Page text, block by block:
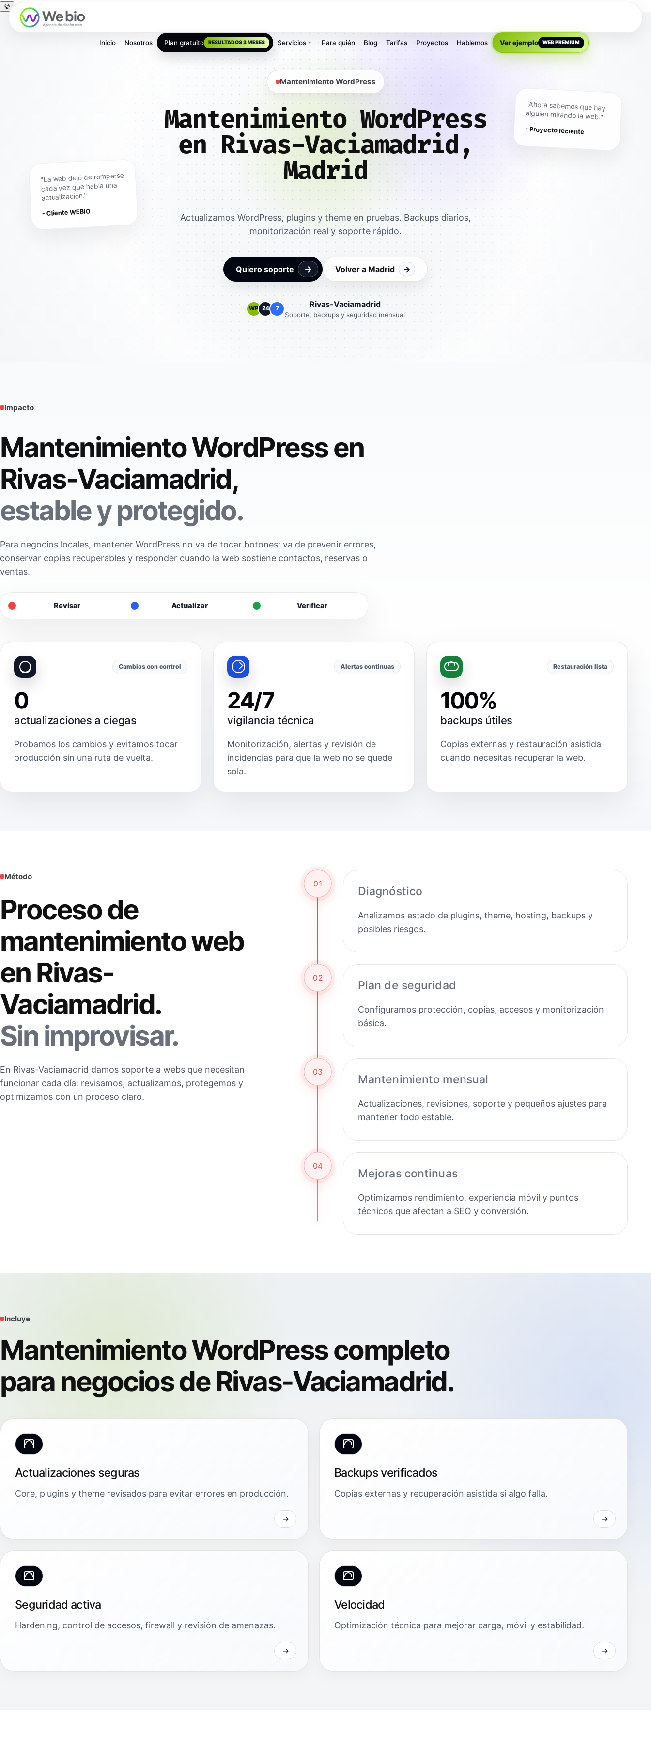
🍪
Inicio Nosotros Plan gratuito RESULTADOS 3 MESES Servicios Para quién Blog Tarifas Proyectos Hablemos Ver ejemplo WEB PREMIUM
"La web dejó de romperse
cada vez que había una
actualización."
- Cliente WEBIO
Mantenimiento WordPress
Mantenimiento WordPress
en Rivas-Vaciamadrid,
Madrid
Actualizamos WordPress, plugins y theme en pruebas. Backups diarios,
monitorización real y soporte rápido.
Quiero soporte → Volver a Madrid →
WP 24 7 Rivas-Vaciamadrid
Soporte, backups y seguridad mensual
"Ahora sabemos que hay
alguien mirando la web."
- Proyecto reciente
Impacto
Mantenimiento WordPress en
Rivas-Vaciamadrid,
estable y protegido.
Para negocios locales, mantener WordPress no va de tocar botones: va de prevenir errores,
conservar copias recuperables y responder cuando la web sostiene contactos, reservas o
ventas.
Revisar Actualizar Verificar
Cambios con control
0
actualizaciones a ciegas
Probamos los cambios y evitamos tocar
producción sin una ruta de vuelta.
Alertas continuas
24/7
vigilancia técnica
Monitorización, alertas y revisión de
incidencias para que la web no se quede
sola.
Restauración lista
100%
backups útiles
Copias externas y restauración asistida
cuando necesitas recuperar la web.
Método
Proceso de
mantenimiento web
en Rivas-
Vaciamadrid.
Sin improvisar.
En Rivas-Vaciamadrid damos soporte a webs que necesitan
funcionar cada día: revisamos, actualizamos, protegemos y
optimizamos con un proceso claro.
01
Diagnóstico
Analizamos estado de plugins, theme, hosting, backups y
posibles riesgos.
02
Plan de seguridad
Configuramos protección, copias, accesos y monitorización
básica.
03
Mantenimiento mensual
Actualizaciones, revisiones, soporte y pequeños ajustes para
mantener todo estable.
04
Mejoras continuas
Optimizamos rendimiento, experiencia móvil y puntos
técnicos que afectan a SEO y conversión.
Incluye
Mantenimiento WordPress completo
para negocios de Rivas-Vaciamadrid.
Actualizaciones seguras
Core, plugins y theme revisados para evitar errores en producción.
Backups verificados
Copias externas y recuperación asistida si algo falla.
Seguridad activa
Hardening, control de accesos, firewall y revisión de amenazas.
Velocidad
Optimización técnica para mejorar carga, móvil y estabilidad.